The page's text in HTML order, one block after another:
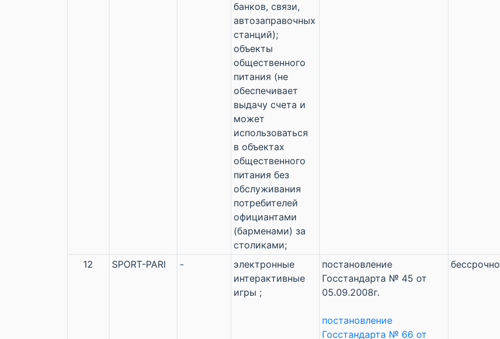
банков, связи,
автозаправочных
станций);
объекты
общественного
питания (не
обеспечивает
выдачу счета и
может
использоваться
в объектах
общественного
питания без
обслуживания
потребителей
официантами
(барменами) за
столиками;
12 SPORT-PARI -
электронные
интерактивные
игры ;
постановление
Госстандарта № 45 от
05.09.2008г.
постановление
Госстандарта № 66 от
бессрочно